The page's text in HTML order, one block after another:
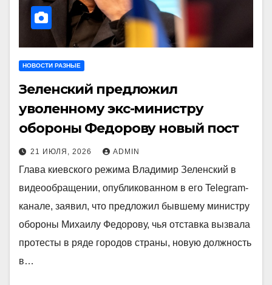
НОВОСТИ РАЗНЫЕ
Зеленский предложил
уволенному экс-министру
обороны Федорову новый пост
21 ИЮЛЯ, 2026 ADMIN
Глава киевского режима Владимир Зеленский в
видеообращении, опубликованном в его Telegram-
канале, заявил, что предложил бывшему министру
обороны Михаилу Федорову, чья отставка вызвала
протесты в ряде городов страны, новую должность
в…